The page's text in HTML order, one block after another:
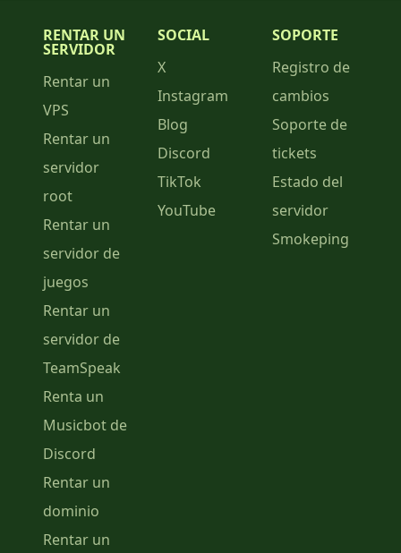
RENTAR UN
SERVIDOR
Rentar un
VPS
Rentar un
servidor
root
Rentar un
servidor de
juegos
Rentar un
servidor de
TeamSpeak
Renta un
Musicbot de
Discord
Rentar un
dominio
Rentar un
SOCIAL
X
Instagram
Blog
Discord
TikTok
YouTube
SOPORTE
Registro de
cambios
Soporte de
tickets
Estado del
servidor
Smokeping